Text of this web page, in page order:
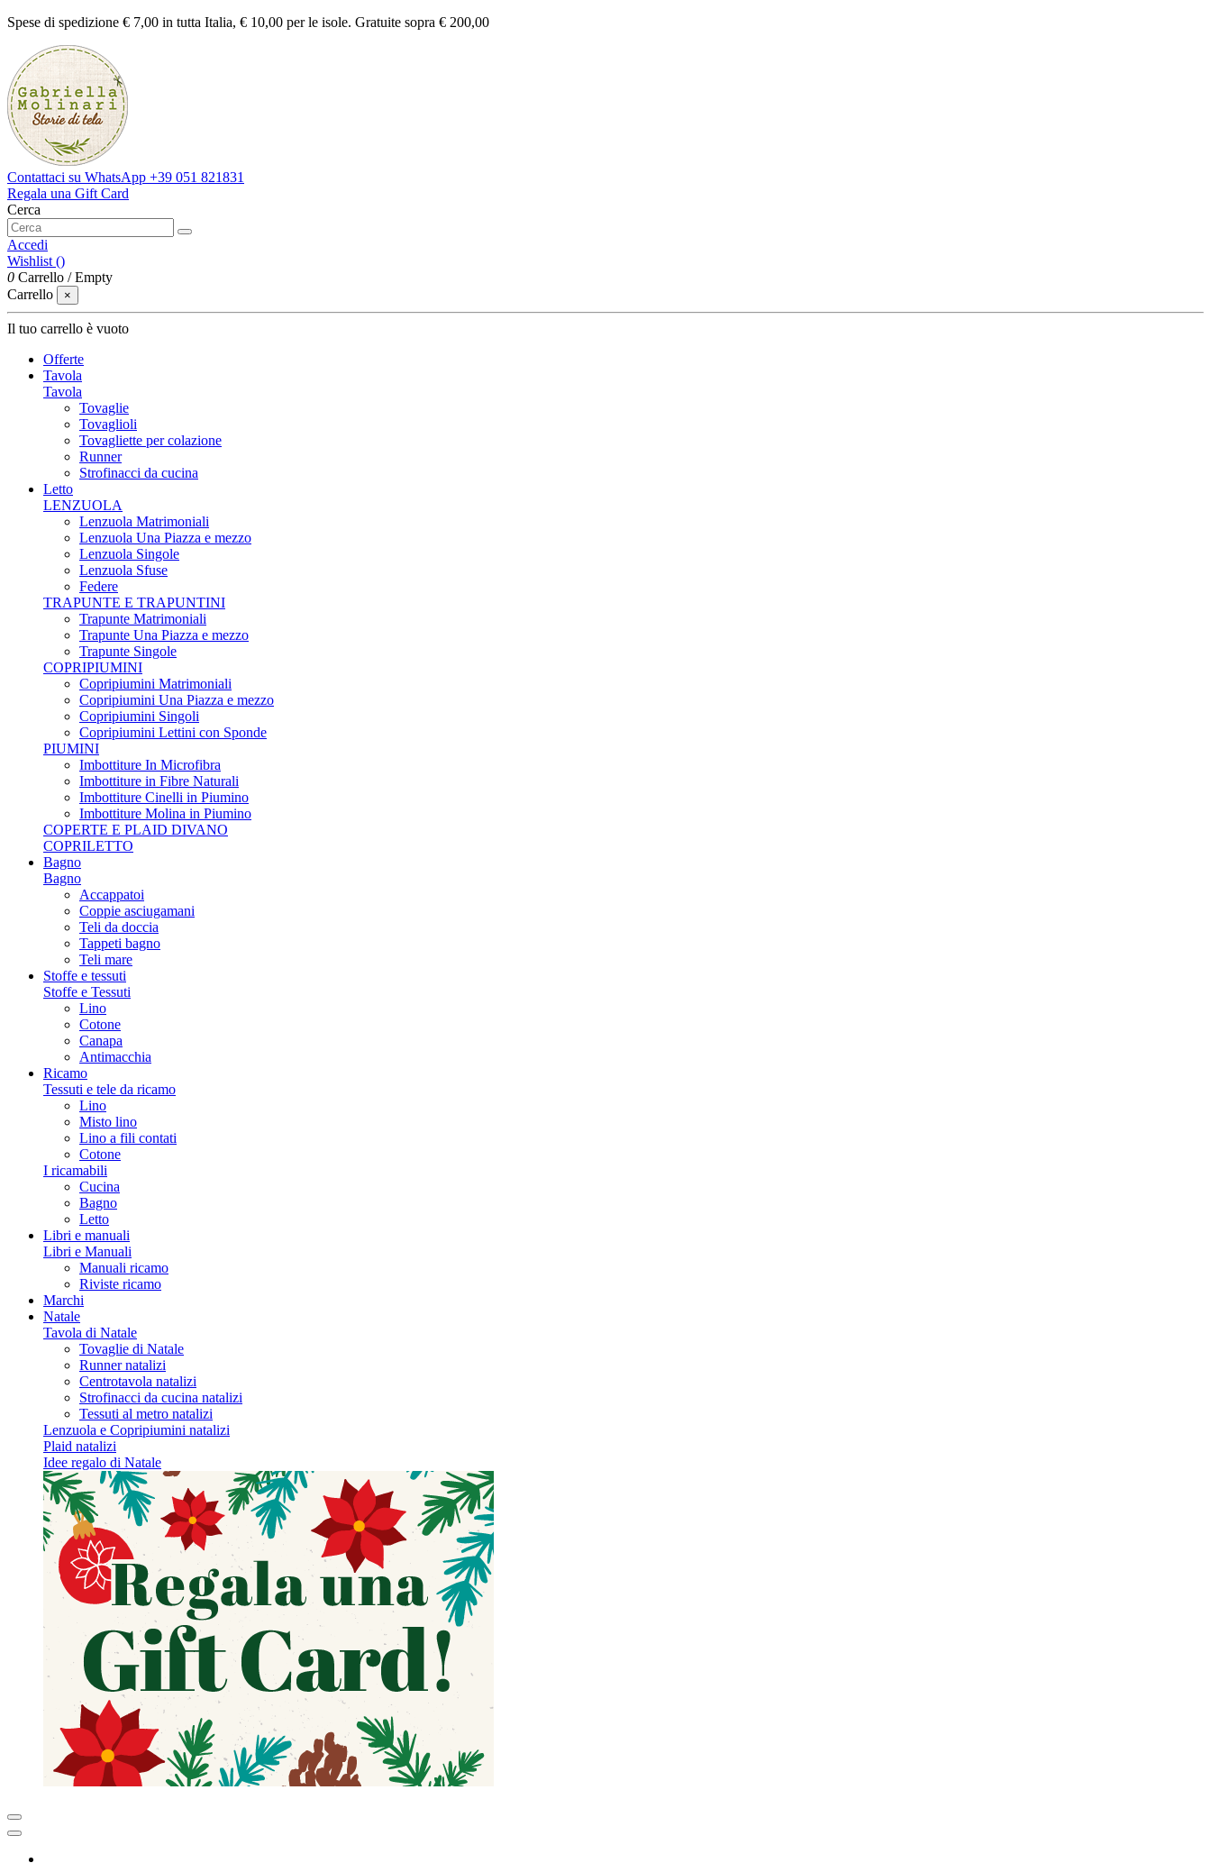
Spese di spedizione € 7,00 in tutta Italia, € 10,00 per le isole. Gratuite sopra € 200,00
Contattaci su WhatsApp +39 051 821831
Regala una Gift Card
Cerca
Accedi
Wishlist ()
0 Carrello /Empty
Carrello
×
Il tuo carrello è vuoto
Offerte
Tavola
Tavola
Tovaglie
Tovaglioli
Tovagliette per colazione
Runner
Strofinacci da cucina
Letto
LENZUOLA
Lenzuola Matrimoniali
Lenzuola Una Piazza e mezzo
Lenzuola Singole
Lenzuola Sfuse
Federe
TRAPUNTE E TRAPUNTINI
Trapunte Matrimoniali
Trapunte Una Piazza e mezzo
Trapunte Singole
COPRIPIUMINI
Copripiumini Matrimoniali
Copripiumini Una Piazza e mezzo
Copripiumini Singoli
Copripiumini Lettini con Sponde
PIUMINI
Imbottiture In Microfibra
Imbottiture in Fibre Naturali
Imbottiture Cinelli in Piumino
Imbottiture Molina in Piumino
COPERTE E PLAID DIVANO
COPRILETTO
Bagno
Bagno
Accappatoi
Coppie asciugamani
Teli da doccia
Tappeti bagno
Teli mare
Stoffe e tessuti
Stoffe e Tessuti
Lino
Cotone
Canapa
Antimacchia
Ricamo
Tessuti e tele da ricamo
Lino
Misto lino
Lino a fili contati
Cotone
I ricamabili
Cucina
Bagno
Letto
Libri e manuali
Libri e Manuali
Manuali ricamo
Riviste ricamo
Marchi
Natale
Tavola di Natale
Tovaglie di Natale
Runner natalizi
Centrotavola natalizi
Strofinacci da cucina natalizi
Tessuti al metro natalizi
Lenzuola e Copripiumini natalizi
Plaid natalizi
Idee regalo di Natale